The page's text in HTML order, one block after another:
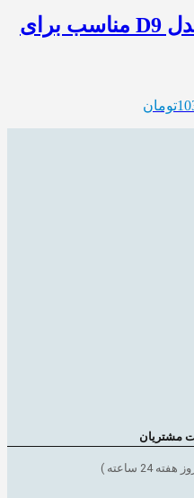
دسته بازی پابجی مدل D9 مناسب برای
تومان
مشتریان